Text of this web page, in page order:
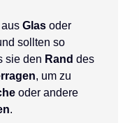
Glas oder
sollten so
sie den Rand des
, um zu
oder andere
.